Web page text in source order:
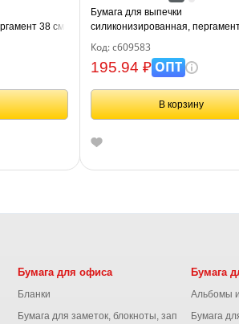
38 см
CH, 609584
Бумага для выпечки
силиконизированная,
х 25 м, цвет коричневый, LAIMA,
609583
Код: с609583
195.94 ₽ОПТ
В корзину
Бумага для офиса
Бланки
Бумага для заметок, блокноты, записные книжки
Бумага
Альбомы
Бумага